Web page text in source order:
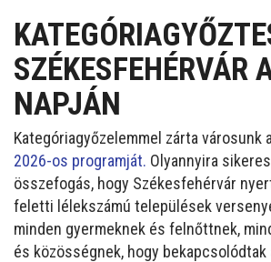
SZÉKESFEHÉRVÁR
NAPJÁN
Kategóriagyőzelemmel zárta városunk a
2026-os programját. Olyannyira
összefogás, hogy Székesfehérvár
feletti lélekszámú települések
minden gyermeknek és felnőttnek,
és közösségnek, hogy bekapcsolódtak